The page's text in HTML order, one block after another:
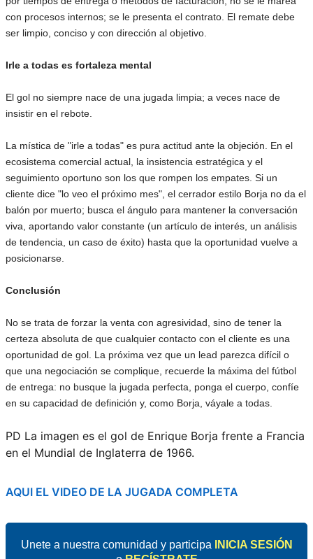
con procesos internos; se le presenta el contrato. El remate debe
ser limpio, conciso y con dirección al objetivo.
Irle a todas es fortaleza mental
El gol no siempre nace de una jugada limpia; a veces nace de
insistir en el rebote.
La mística de "irle a todas" es pura actitud ante la objeción. En el
ecosistema comercial actual, la insistencia estratégica y el
seguimiento oportuno son los que rompen los empates. Si un
cliente dice "lo veo el próximo mes", el cerrador estilo Borja no da el
balón por muerto; busca el ángulo para mantener la conversación
viva, aportando valor constante (un artículo de interés, un análisis
de tendencia, un caso de éxito) hasta que la oportunidad vuelve a
posicionarse.
Conclusión
No se trata de forzar la venta con agresividad, sino de tener la
certeza absoluta de que cualquier contacto con el cliente es una
oportunidad de gol. La próxima vez que un lead parezca difícil o
que una negociación se complique, recuerde la máxima del fútbol
de entrega: no busque la jugada perfecta, ponga el cuerpo, confíe
en su capacidad de definición y, como Borja, váyale a todas.
PD La imagen es el gol de Enrique Borja frente a Francia
en el Mundial de Inglaterra de 1966.
AQUI EL VIDEO DE LA JUGADA COMPLETA
Unete a nuestra comunidad y participa
INICIA SESIÓN